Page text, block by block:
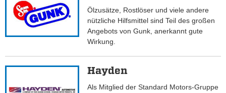
Ölzusätze, Rostlöser und viele andere
nützliche Hilfsmittel sind Teil des großen
Angebots von Gunk, anerkannt gute
Wirkung.
Hayden
Als Mitglied der Standard Motors-Gruppe